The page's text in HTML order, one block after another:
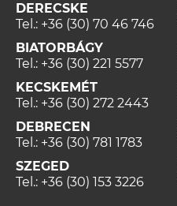
DERECSKE
Tel.: +36 (30) 70 46 746
BIATORBÁGY
Tel.: +36 (30) 221 5577
KECSKEMÉT
Tel.: +36 (30) 272 2443
DEBRECEN
Tel.: +36 (30) 781 1783
SZEGED
Tel.: +36 (30) 153 3226